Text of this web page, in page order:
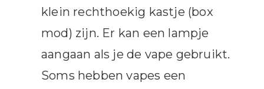
klein rechthoekig kastje (box
mod) zijn. Er kan een lampje
aangaan als je de vape gebruikt.
Soms hebben vapes een